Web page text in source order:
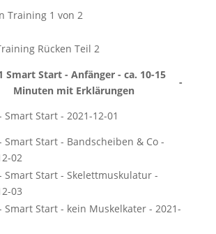
Training 1 von 2
Rücken Teil 2
Smart Start - Anfänger - ca. 10-15
Minuten mit Erklärungen
-
Smart Start - 2021-12-01
Smart Start - Bandscheiben & Co -
02
Smart Start - Skelettmuskulatur -
03
Smart Start - kein Muskelkater - 2021-